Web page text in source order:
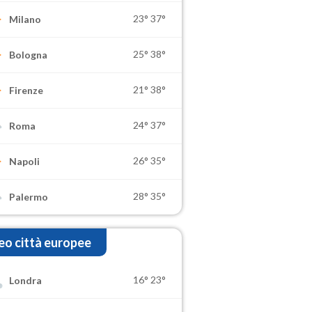
Milano 23° 37°
Bologna 25° 38°
Firenze 21° 38°
Roma 24° 37°
Napoli 26° 35°
Palermo 28° 35°
città europee
Londra 16° 23°